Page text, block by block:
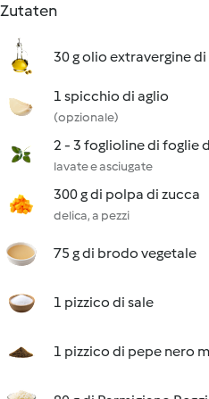
Zutaten
30 g olio extravergine
1 spicchio di aglio
(opzionale)
2 - 3 foglioline di foglie
lavate e asciugate
300 g di polpa di zucca
delica, a pezzi
75 g di brodo vegetale
1 pizzico di sale
1 pizzico di pepe nero